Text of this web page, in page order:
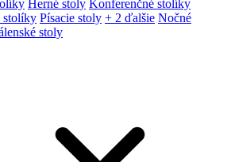
Herné stoly Konferenčné stolíky
stolíky Písacie stoly + 2 ďalšie Nočné
stoly